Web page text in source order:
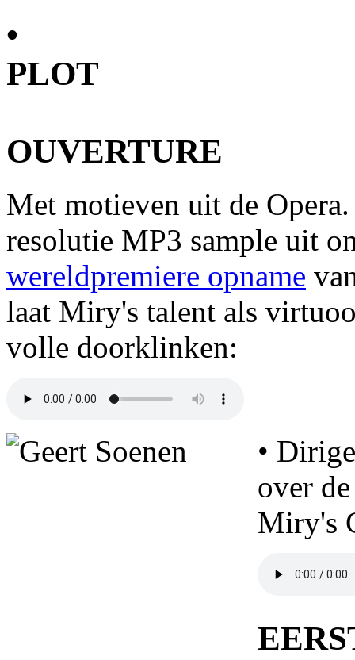
•
PLOT
OUVERTURE
Met motieven uit de Opera.
resolutie MP3 sample uit
wereldpremiere opname
laat Miry's talent als
volle doorklinken:
•
over
Miry's